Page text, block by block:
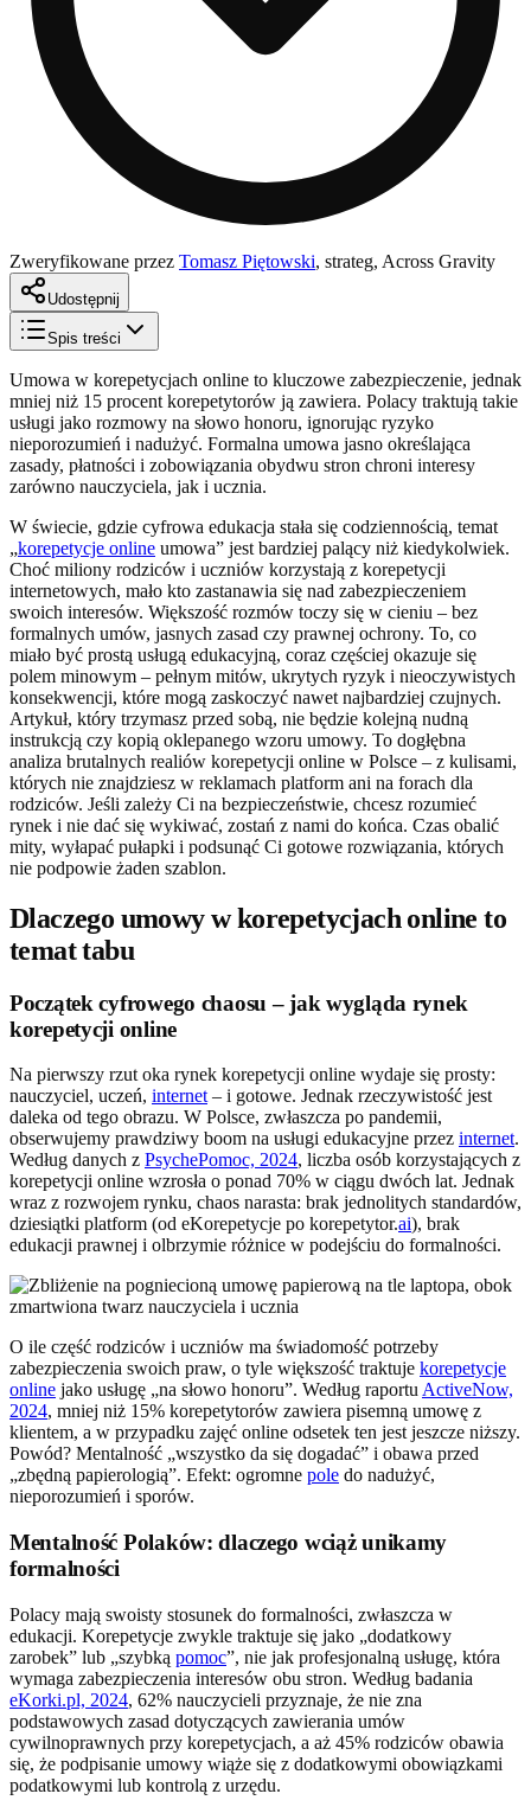
Zweryfikowane przez Tomasz Piętowski, strateg, Across Gravity
Udostępnij
Spis treści
Umowa w korepetycjach online to kluczowe zabezpieczenie, jednak
mniej niż 15 procent korepetytorów ją zawiera. Polacy traktują takie
usługi jako rozmowy na słowo honoru, ignorując ryzyko
nieporozumień i nadużyć. Formalna umowa jasno określająca
zasady, płatności i zobowiązania obydwu stron chroni interesy
zarówno nauczyciela, jak i ucznia.
W świecie, gdzie cyfrowa edukacja stała się codziennością, temat
„korepetycje online umowa” jest bardziej palący niż kiedykolwiek.
Choć miliony rodziców i uczniów korzystają z korepetycji
internetowych, mało kto zastanawia się nad zabezpieczeniem
swoich interesów. Większość rozmów toczy się w cieniu – bez
formalnych umów, jasnych zasad czy prawnej ochrony. To, co
miało być prostą usługą edukacyjną, coraz częściej okazuje się
polem minowym – pełnym mitów, ukrytych ryzyk i nieoczywistych
konsekwencji, które mogą zaskoczyć nawet najbardziej czujnych.
Artykuł, który trzymasz przed sobą, nie będzie kolejną nudną
instrukcją czy kopią oklepanego wzoru umowy. To dogłębna
analiza brutalnych realiów korepetycji online w Polsce – z kulisami,
których nie znajdziesz w reklamach platform ani na forach dla
rodziców. Jeśli zależy Ci na bezpieczeństwie, chcesz rozumieć
rynek i nie dać się wykiwać, zostań z nami do końca. Czas obalić
mity, wyłapać pułapki i podsunąć Ci gotowe rozwiązania, których
nie podpowie żaden szablon.
Dlaczego umowy w korepetycjach online to
temat tabu
Początek cyfrowego chaosu – jak wygląda rynek
korepetycji online
Na pierwszy rzut oka rynek korepetycji online wydaje się prosty:
nauczyciel, uczeń, internet – i gotowe. Jednak rzeczywistość jest
daleka od tego obrazu. W Polsce, zwłaszcza po pandemii,
obserwujemy prawdziwy boom na usługi edukacyjne przez internet.
Według danych z PsychePomoc, 2024, liczba osób korzystających z
korepetycji online wzrosła o ponad 70% w ciągu dwóch lat. Jednak
wraz z rozwojem rynku, chaos narasta: brak jednolitych standardów,
dziesiątki platform (od eKorepetycje po korepetytor.ai), brak
edukacji prawnej i olbrzymie różnice w podejściu do formalności.
O ile część rodziców i uczniów ma świadomość potrzeby
zabezpieczenia swoich praw, o tyle większość traktuje korepetycje
online jako usługę „na słowo honoru”. Według raportu ActiveNow,
2024, mniej niż 15% korepetytorów zawiera pisemną umowę z
klientem, a w przypadku zajęć online odsetek ten jest jeszcze niższy.
Powód? Mentalność „wszystko da się dogadać” i obawa przed
„zbędną papierologią”. Efekt: ogromne pole do nadużyć,
nieporozumień i sporów.
Mentalność Polaków: dlaczego wciąż unikamy
formalności
Polacy mają swoisty stosunek do formalności, zwłaszcza w
edukacji. Korepetycje zwykle traktuje się jako „dodatkowy
zarobek” lub „szybką pomoc”, nie jak profesjonalną usługę, która
wymaga zabezpieczenia interesów obu stron. Według badania
eKorki.pl, 2024, 62% nauczycieli przyznaje, że nie zna
podstawowych zasad dotyczących zawierania umów
cywilnoprawnych przy korepetycjach, a aż 45% rodziców obawia
się, że podpisanie umowy wiąże się z dodatkowymi obowiązkami
podatkowymi lub kontrolą z urzędu.